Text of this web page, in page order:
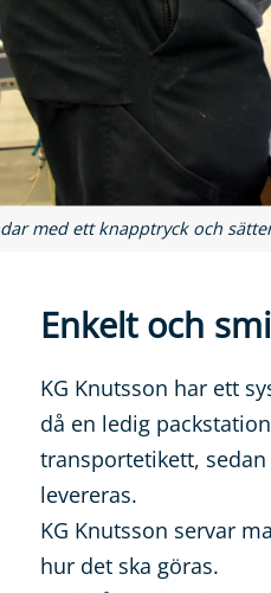
med ett knapptryck och
Enkelt och
KG Knutsson har ett
då en ledig
transportetikett,
levereras.
KG Knutsson servar
hur det ska göras.